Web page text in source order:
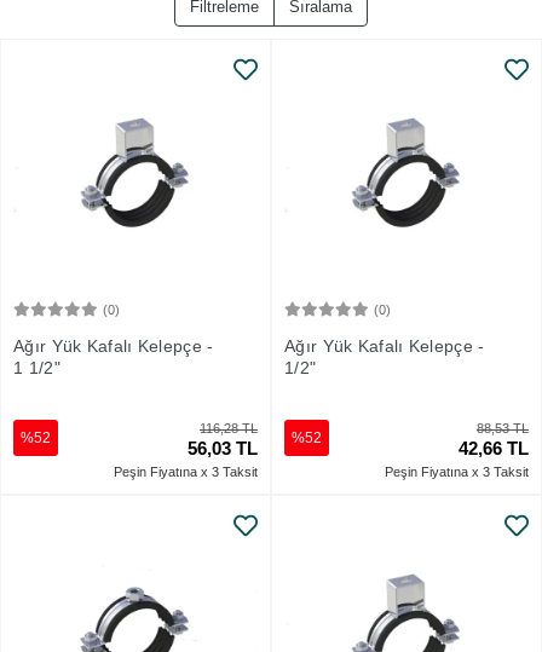
Filtreleme Sıralama
(0)
Ağır Yük Kafalı Kelepçe -
1 1/2"
116,28 TL
56,03 TL
%52
Peşin Fiyatına x 3 Taksit
(0)
Ağır Yük Kafalı Kelepçe -
1/2"
88,53 TL
42,66 TL
%52
Peşin Fiyatına x 3 Taksit